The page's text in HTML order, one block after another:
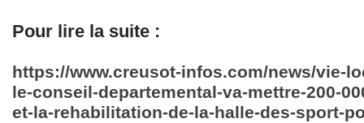
Pour lire la suite :
https://www.creusot-infos.com/news/vie-
le-conseil-departemental-va-mettre-200-
et-la-rehabilitation-de-la-halle-des-sport-